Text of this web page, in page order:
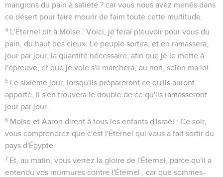
mangions du pain à satiété ? car vous nous avez menés dans
ce désert pour faire mourir de faim toute cette multitude.
4 L'Éternel dit à Moïse : Voici, je ferai pleuvoir pour vous du
pain, du haut des cieux. Le peuple sortira, et en ramassera,
jour par jour, la quantité nécessaire, afin que je le mette à
l'épreuve, et que je voie s'il marchera, ou non, selon ma loi.
5 Le sixième jour, lorsqu'ils prépareront ce qu'ils auront
apporté, il s'en trouvera le double de ce qu'ils ramasseront
jour par jour.
6 Moïse et Aaron dirent à tous les enfants d'Israël : Ce soir,
vous comprendrez que c'est l'Éternel qui vous a fait sortir du
pays d'Égypte.
7 Et, au matin, vous verrez la gloire de l'Éternel, parce qu'il a
entendu vos murmures contre l'Éternel ; car que sommes-